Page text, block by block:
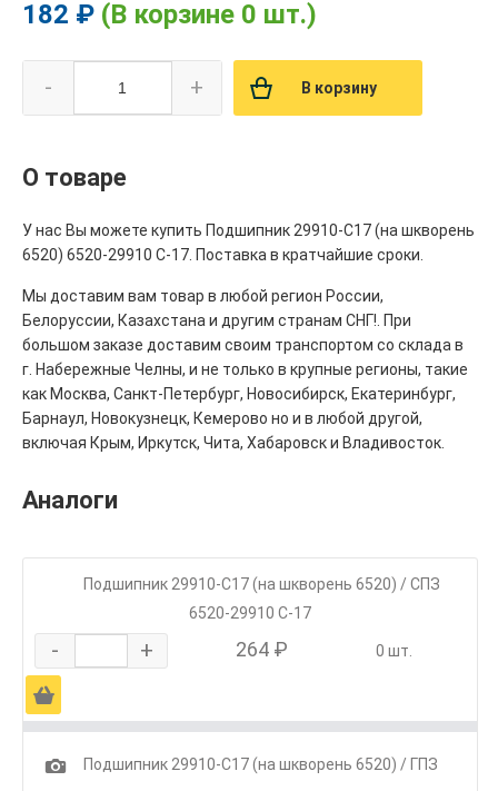
182 ₽ (В корзине 0 шт.)
- + В корзину
О товаре
У нас Вы можете купить Подшипник 29910-С17 (на шкворень
6520) 6520-29910 С-17. Поставка в кратчайшие сроки.
Мы доставим вам товар в любой регион России,
Белоруссии, Казахстана и другим странам СНГ!. При
большом заказе доставим своим транспортом со склада в
г. Набережные Челны, и не только в крупные регионы, такие
как Москва, Санкт-Петербург, Новосибирск, Екатеринбург,
Барнаул, Новокузнецк, Кемерово но и в любой другой,
включая Крым, Иркутск, Чита, Хабаровск и Владивосток.
Аналоги
Подшипник 29910-С17 (на шкворень 6520) / СПЗ
6520-29910 С-17
- + 264 ₽ 0 шт.
Ä
1
Подшипник 29910-С17 (на шкворень 6520) / ГПЗ